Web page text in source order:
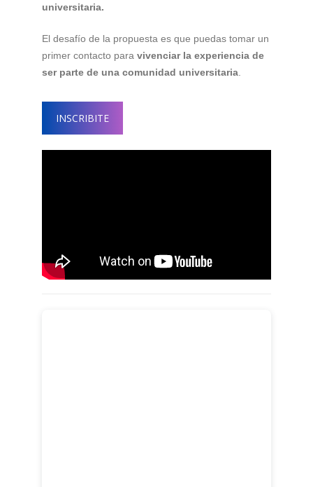
universitaria.
El desafío de la propuesta es que puedas tomar un
primer contacto para vivenciar la experiencia de
ser parte de una comunidad universitaria
INSCRIBITE